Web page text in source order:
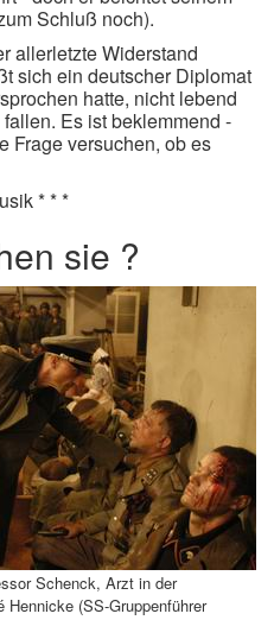
Schluß noch).
allerletzte Widerstand
sich ein deutscher Diplomat
hatte, nicht lebend
Es ist beklemmend -
Frage versuchen, ob es
* * *
sie ?
Schenck, Arzt in der
Hennicke (SS-Gruppenführer